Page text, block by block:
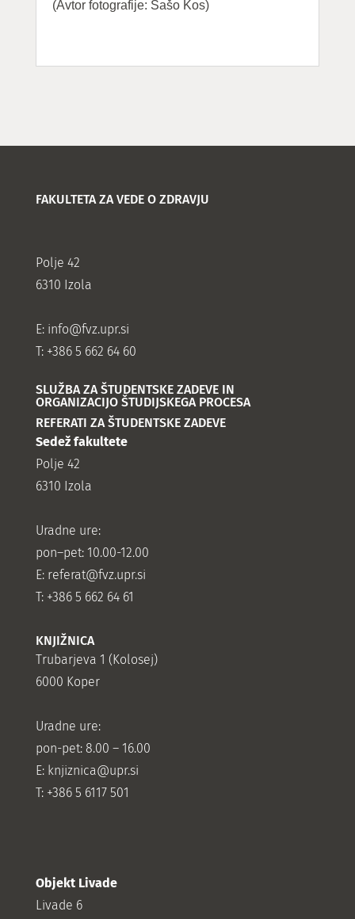
(Avtor fotografije: Sašo Kos)
FAKULTETA ZA VEDE O ZDRAVJU
Polje 42
6310 Izola
E: info@fvz.upr.si
T: +386 5 662 64 60
SLUŽBA ZA ŠTUDENTSKE ZADEVE IN
ORGANIZACIJO ŠTUDIJSKEGA PROCESA
REFERATI ZA ŠTUDENTSKE ZADEVE
Sedež fakultete
Polje 42
6310 Izola
Uradne ure:
pon–pet: 10.00-12.00
E: referat@fvz.upr.si
T: +386 5 662 64 61
KNJIŽNICA
Trubarjeva 1 (Kolosej)
6000 Koper
Uradne ure:
pon-pet: 8.00 – 16.00
E: knjiznica@upr.si
T: +386 5 6117 501
Objekt Livade
Livade 6